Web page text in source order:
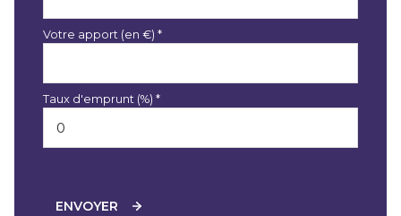
Votre apport (en €) *
Taux d'emprunt (%) *
ENVOYER